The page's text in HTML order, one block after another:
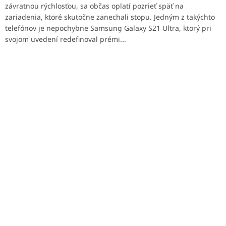
závratnou rýchlosťou, sa občas oplatí pozrieť späť na
zariadenia, ktoré skutočne zanechali stopu. Jedným z takýchto
telefónov je nepochybne Samsung Galaxy S21 Ultra, ktorý pri
svojom uvedení redefinoval prémi...